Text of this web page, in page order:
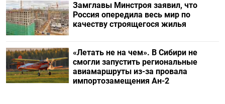
Замглавы Минстроя заявил, что
Россия опередила весь мир по
качеству строящегося жилья
«Летать не на чем». В Сибири не
смогли запустить региональные
авиамаршруты из-за провала
импортозамещения Ан-2